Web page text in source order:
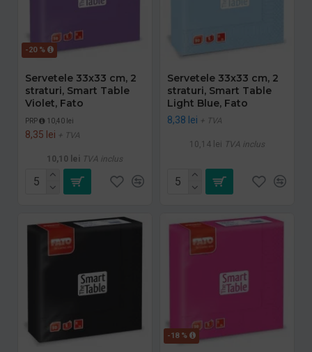
-20 %
Servetele 33x33 cm, 2
straturi, Smart Table
Violet, Fato
PRP 10,40 lei
8,35 lei + TVA
10,10 lei TVA inclus
Servetele 33x33 cm, 2
straturi, Smart Table
Light Blue, Fato
8,38 lei + TVA
10,14 lei TVA inclus
-18 %